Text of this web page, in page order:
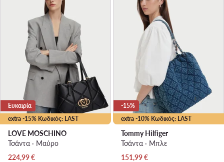
extra -15% Κωδικός: LAST
Ευκαιρία
LOVE MOSCHINO
Τσάντα · Μαύρο
Τρέχουσα τιμή
224,99€
extra -10% Κωδικός: LAST
-15%
Tommy Hilfiger
Τσάντα · Μπλε
Τρέχουσα τιμή
151,99€